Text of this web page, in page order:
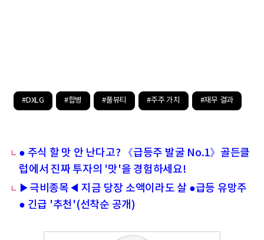
#DXLG #합병 #풀뷰티 #주주 가치 #재무 결과
● 주식 할 맛 안 난다고? 《급등주 발굴 No.1》골든클
럽에서 진짜 투자의 '맛'을 경험하세요!
▶극비종목◀ 지금 당장 소액이라도 살 ●급등 유망주
● 긴급 '추천'(선착순 공개)